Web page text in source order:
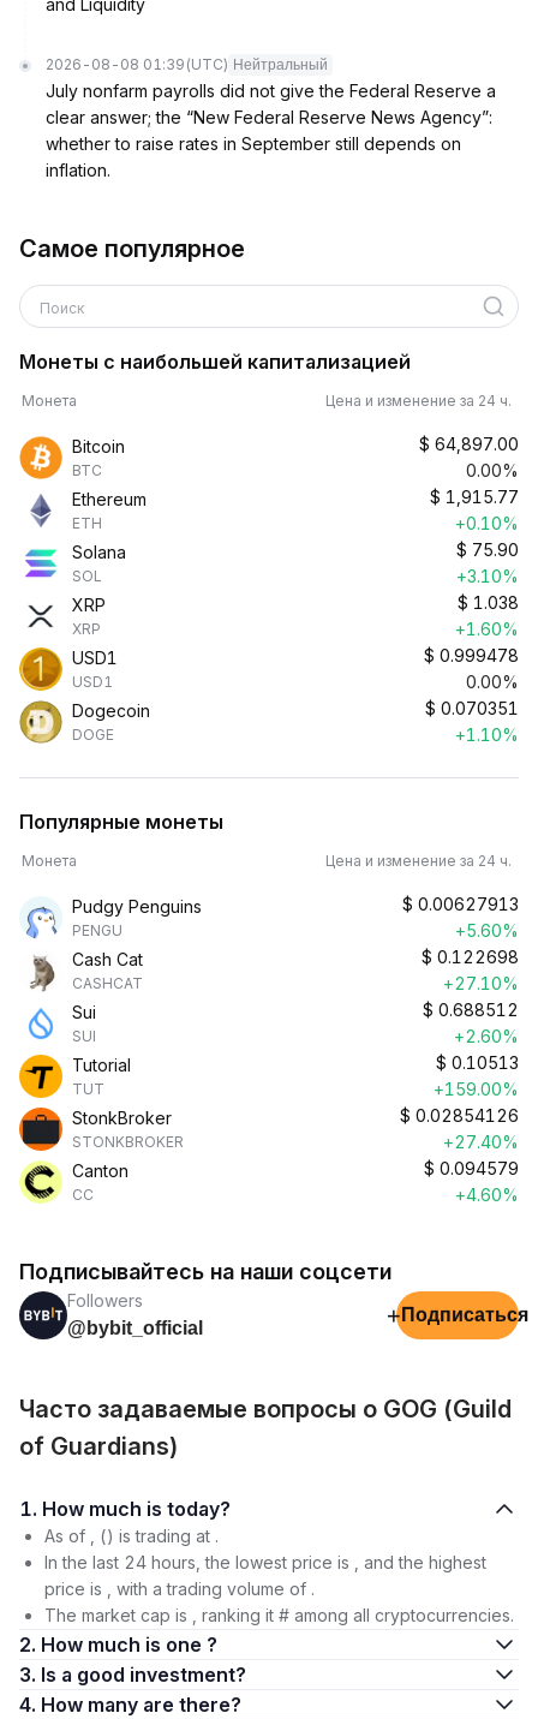
and Liquidity
2026-08-08 01:39 (UTC) Нейтральный
July nonfarm payrolls did not give the Federal Reserve a
clear answer; the “New Federal Reserve News Agency”:
whether to raise rates in September still depends on
inflation.
Самое популярное
Поиск
Монеты с наибольшей капитализацией
Монета Цена и изменение за 24 ч.
Bitcoin
BTC
$ 64,897.00
0.00%
Ethereum
ETH
$ 1,915.77
+0.10%
Solana
SOL
$ 75.90
+3.10%
XRP
XRP
$ 1.038
+1.60%
USD1
USD1
$ 0.999478
0.00%
Dogecoin
DOGE
$ 0.070351
+1.10%
Популярные монеты
Монета Цена и изменение за 24 ч.
Pudgy Penguins
PENGU
$ 0.00627913
+5.60%
Cash Cat
CASHCAT
$ 0.122698
+27.10%
Sui
SUI
$ 0.688512
+2.60%
Tutorial
TUT
$ 0.10513
+159.00%
StonkBroker
STONKBROKER
$ 0.02854126
+27.40%
Canton
CC
$ 0.094579
+4.60%
Подписывайтесь на наши соцсети
Followers
@bybit_official
+ Подписаться
Часто задаваемые вопросы о GOG (Guild
of Guardians)
1. How much is today?
As of , () is trading at .
In the last 24 hours, the lowest price is , and the highest
price is , with a trading volume of .
The market cap is , ranking it # among all cryptocurrencies.
2. How much is one ?
3. Is a good investment?
4. How many are there?